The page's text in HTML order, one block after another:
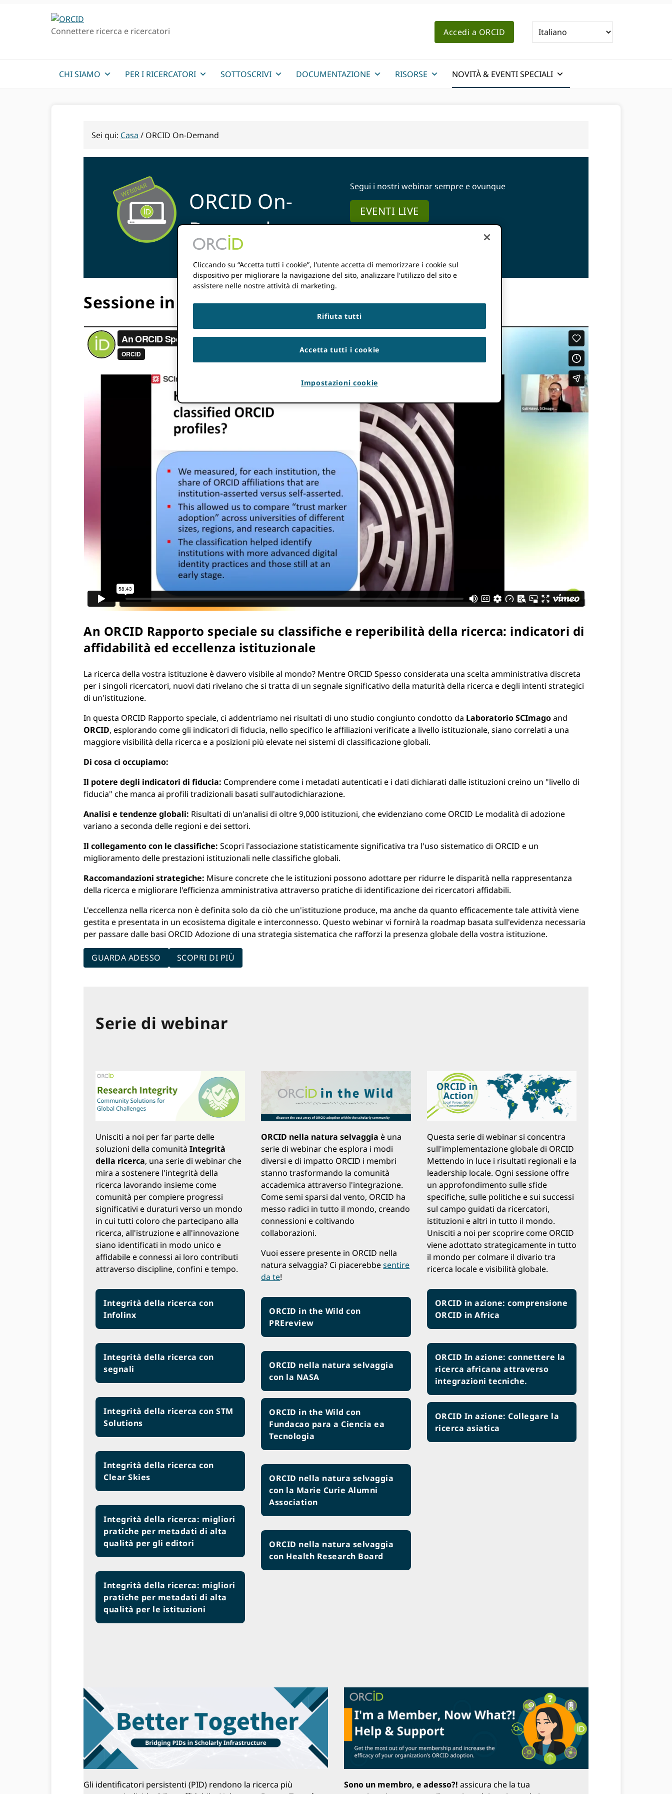
Connettere ricerca e ricercatori Accedi a ORCID
CHI SIAMO PER I RICERCATORI SOTTOSCRIVI DOCUMENTAZIONE RISORSE NOVITÀ & EVENTI SPECIALI
Sei qui: Casa / ORCID On-Demand
ORCID On-
Demand
Segui i nostri webinar sempre e ovunque
EVENTI LIVE
RISORSE PER EVENTI
Sessione in primo piano
An ORCID Rapporto speciale su classifiche e reperibilità della ricerca: indicatori di
affidabilità ed eccellenza istituzionale
La ricerca della vostra istituzione è davvero visibile al mondo? Mentre ORCID Spesso considerata una scelta amministrativa discreta
per i singoli ricercatori, nuovi dati rivelano che si tratta di un segnale significativo della maturità della ricerca e degli intenti strategici
di un'istituzione.
In questa ORCID Rapporto speciale, ci addentriamo nei risultati di uno studio congiunto condotto da Laboratorio SCImagoand
ORCID, esplorando come gli indicatori di fiducia, nello specifico le affiliazioni verificate a livello istituzionale, siano correlati a una
maggiore visibilità della ricerca e a posizioni più elevate nei sistemi di classificazione globali.
Di cosa ci occupiamo:
Il potere degli indicatori di fiducia: Comprendere come i metadati autenticati e i dati dichiarati dalle istituzioni creino un "livello di
fiducia" che manca ai profili tradizionali basati sull'autodichiarazione.
Analisi e tendenze globali: Risultati di un'analisi di oltre 9,000 istituzioni, che evidenziano come ORCID Le modalità di adozione
variano a seconda delle regioni e dei settori.
Il collegamento con le classifiche: Scopri l'associazione statisticamente significativa tra l'uso sistematico di ORCID e un
miglioramento delle prestazioni istituzionali nelle classifiche globali.
Raccomandazioni strategiche: Misure concrete che le istituzioni possono adottare per ridurre le disparità nella rappresentanza
della ricerca e migliorare l'efficienza amministrativa attraverso pratiche di identificazione dei ricercatori affidabili.
L'eccellenza nella ricerca non è definita solo da ciò che un'istituzione produce, ma anche da quanto efficacemente tale attività viene
gestita e presentata in un ecosistema digitale e interconnesso. Questo webinar vi fornirà la roadmap basata sull'evidenza necessaria
per passare dalle basi ORCID Adozione di una strategia sistematica che rafforzi la presenza globale della vostra istituzione.
GUARDA ADESSO SCOPRI DI PIÙ
Serie di webinar
Unisciti a noi per far parte delle
soluzioni della comunità Integrità
della ricerca, una serie di webinar che
mira a sostenere l'integrità della
ricerca lavorando insieme come
comunità per compiere progressi
significativi e duraturi verso un mondo
in cui tutti coloro che partecipano alla
ricerca, all'istruzione e all'innovazione
siano identificati in modo unico e
affidabile e connessi ai loro contributi
attraverso discipline, confini e tempo.
Integrità della ricerca con
Infolinx
Integrità della ricerca con
segnali
Integrità della ricerca con STM
Solutions
Integrità della ricerca con
Clear Skies
Integrità della ricerca: migliori
pratiche per metadati di alta
qualità per gli editori
Integrità della ricerca: migliori
pratiche per metadati di alta
qualità per le istituzioni
ORCID nella natura selvaggia è una
serie di webinar che esplora i modi
diversi e di impatto ORCID i membri
stanno trasformando la comunità
accademica attraverso l'integrazione.
Come semi sparsi dal vento, ORCID ha
messo radici in tutto il mondo, creando
connessioni e coltivando
collaborazioni.
Vuoi essere presente in ORCID nella
natura selvaggia? Ci piacerebbesentire
da te!
ORCID in the Wild con
PREreview
ORCID nella natura selvaggia
con la NASA
ORCID in the Wild con
Fundacao para a Ciencia ea
Tecnologia
ORCID nella natura selvaggia
con la Marie Curie Alumni
Association
ORCID nella natura selvaggia
con Health Research Board
Questa serie di webinar si concentra
sull'implementazione globale di ORCID
Mettendo in luce i risultati regionali e la
leadership locale. Ogni sessione offre
un approfondimento sulle sfide
specifiche, sulle politiche e sui successi
sul campo guidati da ricercatori,
istituzioni e altri in tutto il mondo.
Unisciti a noi per scoprire come ORCID
viene adottato strategicamente in tutto
il mondo per colmare il divario tra
ricerca locale e visibilità globale.
ORCID in azione: comprensione
ORCID in Africa
ORCID In azione: connettere la
ricerca africana attraverso
integrazioni tecniche.
ORCID In azione: Collegare la
ricerca asiatica
Gli identificatori persistenti (PID) rendono la ricerca più
Sono un membro, e adesso?! assicura che la tua
Cliccando su “Accetta tutti i cookie”, l'utente accetta di memorizzare i cookie sul
dispositivo per migliorare la navigazione del sito, analizzare l'utilizzo del sito e
assistere nelle nostre attività di marketing.
Rifiuta tutti
Accetta tutti i cookie
Impostazioni cookie